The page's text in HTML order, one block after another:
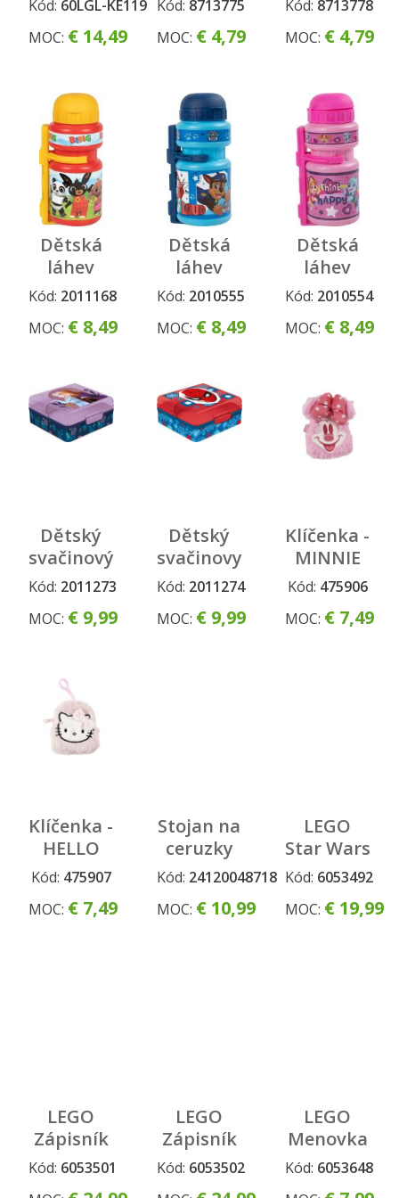
figúrka
Kód: 60LGL-KE119
MOC: € 14,49
Kód: 8713775
MOC: € 4,79
Kód: 8713778
MOC: € 4,79
Dětská
láhev
BING
Kód: 2011168
MOC: € 8,49
Dětská
láhev
PAW
kluci
Kód: 2010555
MOC: € 8,49
Dětská
láhev
PAW
holky
Kód: 2010554
MOC: € 8,49
Dětský
svačinový
box
Kód: 2011273
MOC: € 9,99
Dětský
svačinovy
box
Kód: 2011274
MOC: € 9,99
Klíčenka -
MINNIE
Kód: 475906
MOC: € 7,49
Klíčenka -
HELLO
KITTY
Kód: 475907
MOC: € 7,49
Stojan na
ceruzky
Kpop
Hunters
Kód: 24120048718
MOC: € 10,99
LEGO
Star Wars
zápisník
gélovým
Kód: 6053492
MOC: € 19,99
LEGO
Zápisník
s
Kód: 6053501
LEGO
Zápisník
s
Kód: 6053502
LEGO
Menovka
na
Kód: 6053648